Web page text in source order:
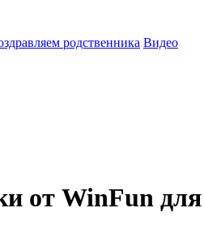
родственника Видео
от WinFun